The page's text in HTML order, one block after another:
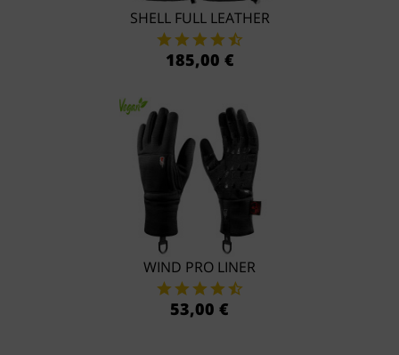
SHELL FULL LEATHER
185,00 €
WIND PRO LINER
53,00 €